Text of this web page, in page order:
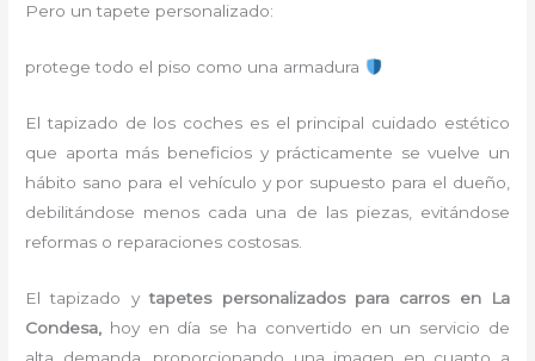
Pero un tapete personalizado:
protege todo el piso como una armadura
El tapizado de los coches es el principal cuidado estético
que aporta más beneficios y prácticamente se vuelve un
hábito sano para el vehículo y por supuesto para el dueño,
debilitándose menos cada una de las piezas, evitándose
reformas o reparaciones costosas.
El tapizado ytapetes personalizados para carros en La
Condesa, hoy en día se ha convertido en un servicio de